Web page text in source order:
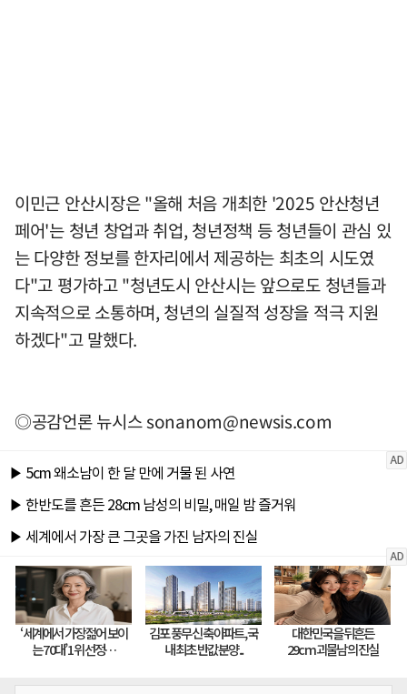
이민근 안산시장은 "올해 처음 개최한 '2025 안산청년
페어'는 청년 창업과 취업, 청년정책 등 청년들이 관심 있
는 다양한 정보를 한자리에서 제공하는 최초의 시도였
다"고 평가하고 "청년도시 안산시는 앞으로도 청년들과
지속적으로 소통하며, 청년의 실질적 성장을 적극 지원
하겠다"고 말했다.
◎공감언론 뉴시스sonanom@newsis.com